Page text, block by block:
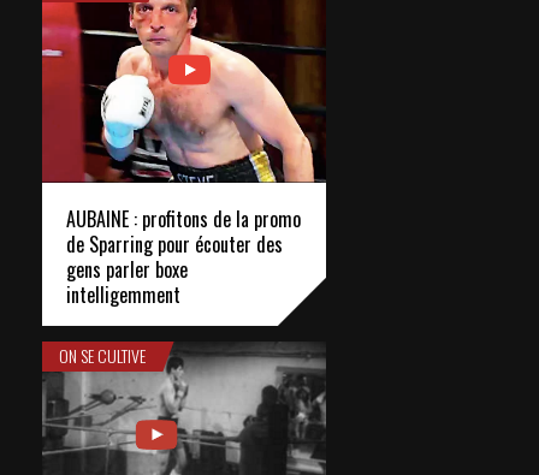
AUBAINE : profitons de la promo
de Sparring pour écouter des
gens parler boxe
intelligemment
ON SE CULTIVE